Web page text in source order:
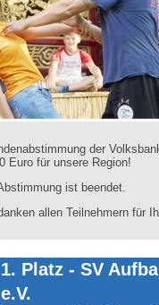
der
Euro für unsere Region!
ist beendet.
allen Teilnehmern für
1. Platz - SV
e.V.